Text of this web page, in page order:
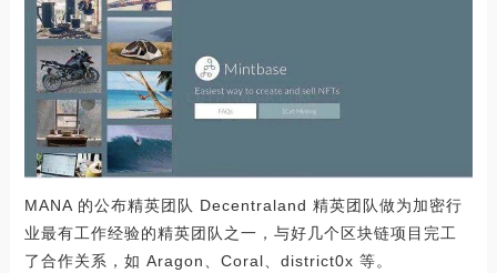
MANA 的公布精英团队 Decentraland 精英团队做为加密行
业最有工作经验的精英团队之一，与好几个区块链项目完工
了合作关系，如 Aragon、Coral、district0x 等。